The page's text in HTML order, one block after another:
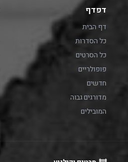
דפדף
דף הבית
כל הסדרות
כל הסרטים
פופולריים
חדשים
מדורגים גבוה
המובילים